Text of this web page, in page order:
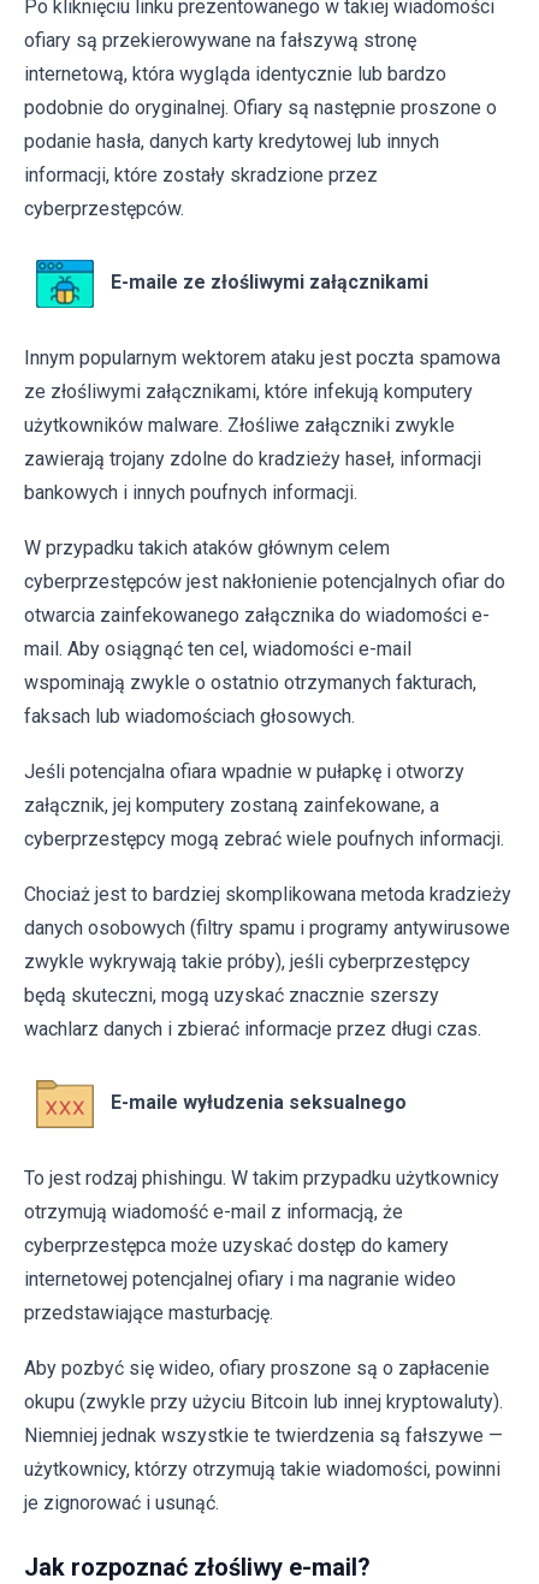
Po kliknięciu linku prezentowanego w takiej wiadomości
ofiary są przekierowywane na fałszywą stronę
internetową, która wygląda identycznie lub bardzo
podobnie do oryginalnej. Ofiary są następnie proszone o
podanie hasła, danych karty kredytowej lub innych
informacji, które zostały skradzione przez
cyberprzestępców.
E-maile ze złośliwymi załącznikami
Innym popularnym wektorem ataku jest poczta spamowa
ze złośliwymi załącznikami, które infekują komputery
użytkowników malware. Złośliwe załączniki zwykle
zawierają trojany zdolne do kradzieży haseł, informacji
bankowych i innych poufnych informacji.
W przypadku takich ataków głównym celem
cyberprzestępców jest nakłonienie potencjalnych ofiar do
otwarcia zainfekowanego załącznika do wiadomości e-
mail. Aby osiągnąć ten cel, wiadomości e-mail
wspominają zwykle o ostatnio otrzymanych fakturach,
faksach lub wiadomościach głosowych.
Jeśli potencjalna ofiara wpadnie w pułapkę i otworzy
załącznik, jej komputery zostaną zainfekowane, a
cyberprzestępcy mogą zebrać wiele poufnych informacji.
Chociaż jest to bardziej skomplikowana metoda kradzieży
danych osobowych (filtry spamu i programy antywirusowe
zwykle wykrywają takie próby), jeśli cyberprzestępcy
będą skuteczni, mogą uzyskać znacznie szerszy
wachlarz danych i zbierać informacje przez długi czas.
E-maile wyłudzenia seksualnego
To jest rodzaj phishingu. W takim przypadku użytkownicy
otrzymują wiadomość e-mail z informacją, że
cyberprzestępca może uzyskać dostęp do kamery
internetowej potencjalnej ofiary i ma nagranie wideo
przedstawiające masturbację.
Aby pozbyć się wideo, ofiary proszone są o zapłacenie
okupu (zwykle przy użyciu Bitcoin lub innej kryptowaluty).
Niemniej jednak wszystkie te twierdzenia są fałszywe —
użytkownicy, którzy otrzymują takie wiadomości, powinni
je zignorować i usunąć.
Jak rozpoznać złośliwy e-mail?